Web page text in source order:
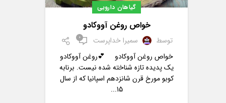
گیاهان دارویی
خواص روغن آووکادو
توسط سمیرا خداپرست 0
خواص روغن آووکادو 💕روغن آووکادو
یک پدیده تازه شناخته شده نیست. برنابه
کوبو مورخ قرن شانزدهم اسپانیا که از سال
15...